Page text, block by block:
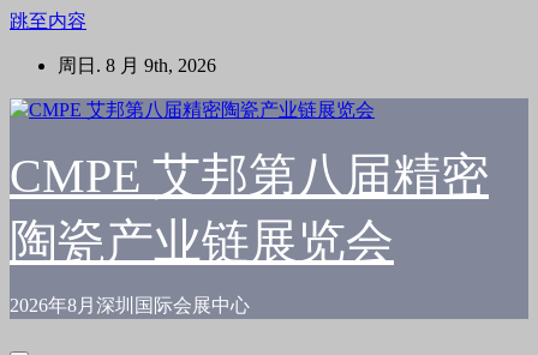
跳至内容
周日. 8 月 9th, 2026
CMPE 艾邦第八届精密
陶瓷产业链展览会
2026年8月深圳国际会展中心